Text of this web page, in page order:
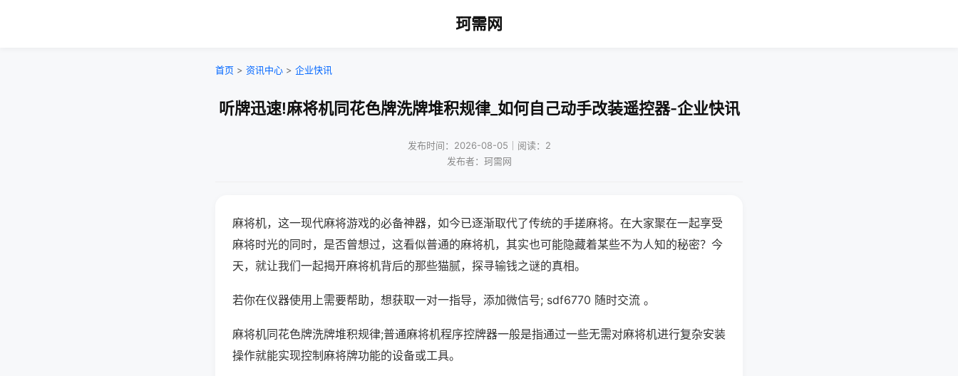
珂需网
首页 > 资讯中心 > 企业快讯
听牌迅速!麻将机同花色牌洗牌堆积规律_如何自己动手改装遥控器-企业快讯
发布时间：2026-08-05｜阅读：2
发布者：珂需网
麻将机，这一现代麻将游戏的必备神器，如今已逐渐取代了传统的手搓麻将。在大家聚在一起享受
麻将时光的同时，是否曾想过，这看似普通的麻将机，其实也可能隐藏着某些不为人知的秘密？今
天，就让我们一起揭开麻将机背后的那些猫腻，探寻输钱之谜的真相。
若你在仪器使用上需要帮助，想获取一对一指导，添加微信号; sdf6770 随时交流 。
麻将机同花色牌洗牌堆积规律;普通麻将机程序控牌器一般是指通过一些无需对麻将机进行复杂安装
操作就能实现控制麻将牌功能的设备或工具。